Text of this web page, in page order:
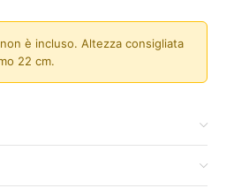
è incluso. Altezza consigliata
22 cm.